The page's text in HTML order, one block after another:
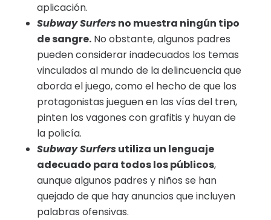
aplicación.
Subway Surfersno muestra ningún tipo
de sangre.No obstante, algunos padres
pueden considerar inadecuados los temas
vinculados al mundo de la delincuencia que
aborda el juego, como el hecho de que los
protagonistas jueguen en las vías del tren,
pinten los vagones con grafitis y huyan de
la policía.
Subway Surfersutiliza un lenguaje
adecuado para todos los públicos,
aunque algunos padres y niños se han
quejado de que hay anuncios que incluyen
palabras ofensivas.